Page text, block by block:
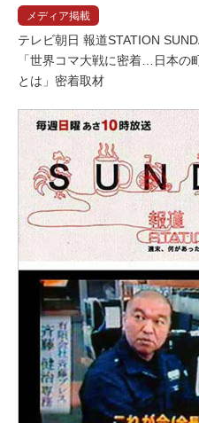
メディア掲載
テレビ朝日 報道STATION
「世界コマ大戦に密着…日本の
とは」密着取材